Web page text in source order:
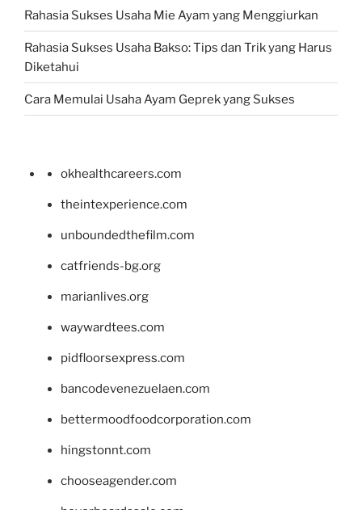
Rahasia Sukses Usaha Mie Ayam yang Menggiurkan
Rahasia Sukses Usaha Bakso: Tips dan Trik yang Harus
Diketahui
Cara Memulai Usaha Ayam Geprek yang Sukses
okhealthcareers.com
theintexperience.com
unboundedthefilm.com
catfriends-bg.org
marianlives.org
waywardtees.com
pidfloorsexpress.com
bancodevenezuelaen.com
bettermoodfoodcorporation.com
hingstonnt.com
chooseagender.com